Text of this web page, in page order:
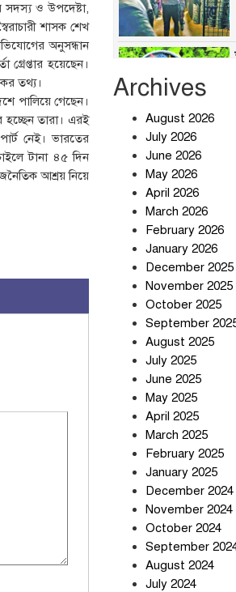
সদস্য ও উপদেষ্টা,
শাসক শেখ
অনুসন্ধান
গ্রেপ্তার হয়েছেন।
তথ্য।
পালিয়ে গেছেন।
হচ্ছেন তারা। এরই
নেই। ভারতের
টানা ৪৫ দিন
আশ্রয় নিয়ে
Archives
August 2026
July 2026
June 2026
May 2026
April 2026
March 2026
February 2026
January 2026
December 2025
November 2025
October 2025
September
August 2025
July 2025
June 2025
May 2025
April 2025
March 2025
February 2025
January 2025
December 2024
November 2024
October 2024
September
August 2024
July 2024